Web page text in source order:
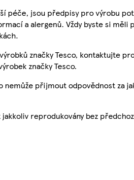
péče, jsou předpisy pro výrobu
a alergenů. Vždy byste si
značky Tesco, kontaktujte
značky Tesco.
přijmout odpovědnost za
reprodukovány bez